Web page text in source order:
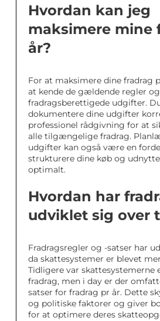
Hvordan kan jeg
maksimere mine
år?
For at maksimere dine fradrag
at kende de gældende regler
fradragsberettigede udgifter.
dokumentere dine udgifter
professionel rådgivning for at
alle tilgængelige fradrag.
udgifter kan også være en
strukturere dine køb og
optimalt.
Hvordan har
udviklet sig over
Fradragsregler og -satser har
da skattesystemer er blevet
Tidligere var
fradrag, men i day er der
satser for fradrag pr år. Dette
og politiske faktorer og giver
for at optimere deres